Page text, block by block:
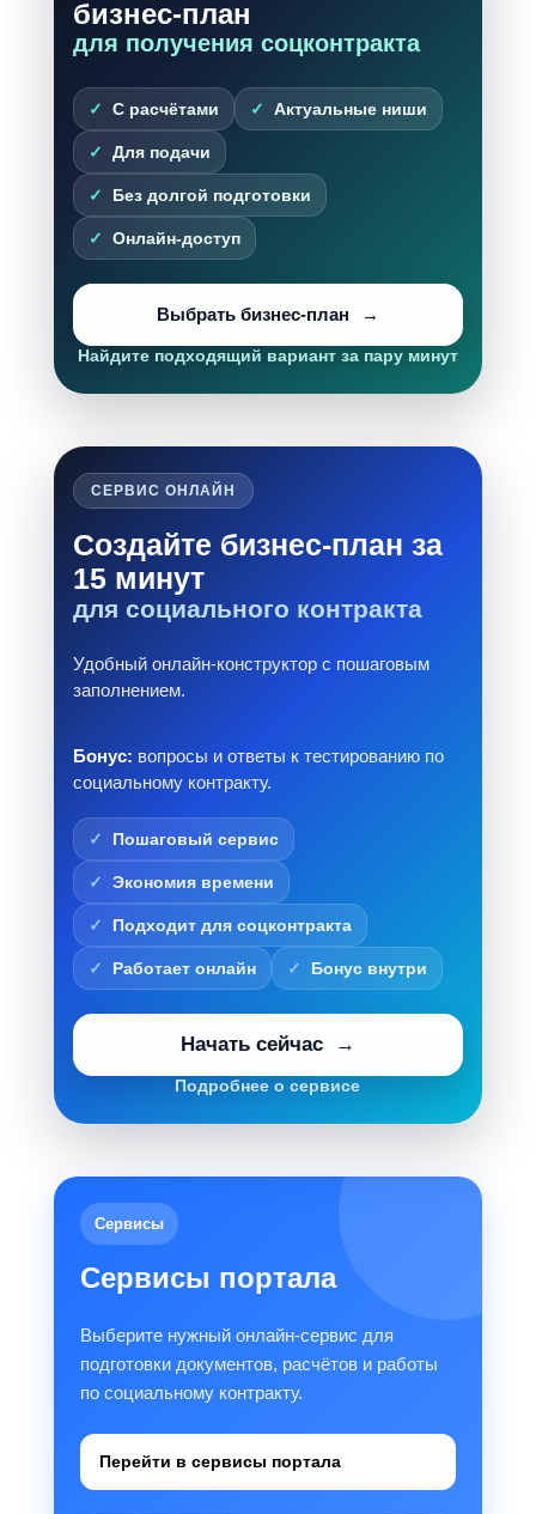
бизнес-план
для получения соцконтракта
С расчётами Актуальные ниши
Для подачи
Без долгой подготовки
Онлайн-доступ
Выбрать бизнес-план
Найдите подходящий вариант за пару минут
СЕРВИС ОНЛАЙН
Создайте бизнес-план за
15 минут
для социального контракта
Удобный онлайн-конструктор с пошаговым
заполнением.
Бонус: вопросы и ответы к тестированию по
социальному контракту.
Пошаговый сервис
Экономия времени
Подходит для соцконтракта
Работает онлайн Бонус внутри
Начать сейчас
Подробнее о сервисе
Сервисы
Сервисы портала
Выберите нужный онлайн-сервис для
подготовки документов, расчётов и работы
по социальному контракту.
Перейти в сервисы портала